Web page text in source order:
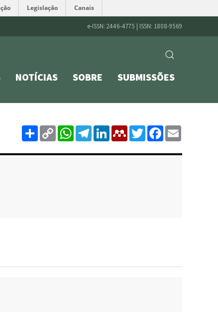
Legislação Canais
e-ISSN: 2446-4775 | ISSN: 1808-9569
NOTÍCIAS SOBRE SUBMISSÕES
Share
Copy
LinkWhatsApp
Telegram
LinkedIn
Mendeley
Twitter